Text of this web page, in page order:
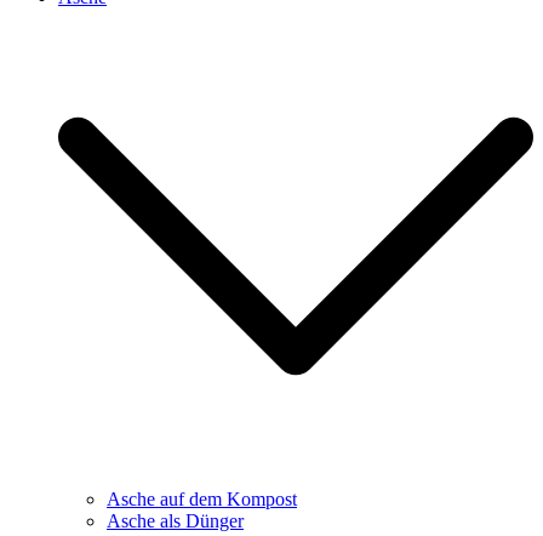
Asche auf dem Kompost
Asche als Dünger